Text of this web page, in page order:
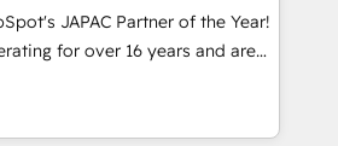
HubSpot em reais com nota
economia de até 50% na
de IA especializados em
tarefas executam rotinas
JAPAC Partner of the Year!
for over 16 years and are
experienced and technically
We specialise in
implementations,